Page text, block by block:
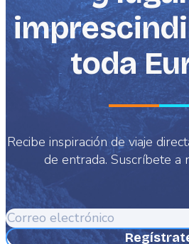
toda
Recibe inspiración de viaje
de entrada. Suscríbete a
Correo
electrónico